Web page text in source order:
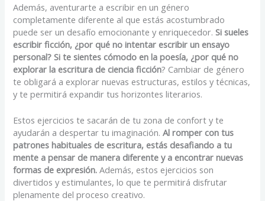
Además, aventurarte a escribir en un género
completamente diferente al que estás acostumbrado
puede ser un desafío emocionante y enriquecedor. Si sueles
escribir ficción, ¿por qué no intentar escribir un ensayo
personal? Si te sientes cómodo en la poesía, ¿por qué no
explorar la escritura de ciencia ficción? Cambiar de género
te obligará a explorar nuevas estructuras, estilos y técnicas,
y te permitirá expandir tus horizontes literarios.
Estos ejercicios te sacarán de tu zona de confort y te
ayudarán a despertar tu imaginación.Al romper con tus
patrones habituales de escritura, estás desafiando a tu
mente a pensar de manera diferente y a encontrar nuevas
formas de expresión. Además, estos ejercicios son
divertidos y estimulantes, lo que te permitirá disfrutar
plenamente del proceso creativo.